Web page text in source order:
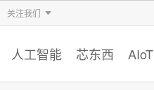
关注我们
智猩猩
人工智能 芯东西 AIoT